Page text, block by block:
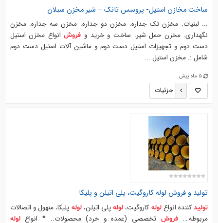
ساخت مخازن استیل- پروسس تانك – شیر مخزن سبلان
... لبنیات. مخزن تک جداره. مخزن دو جداره. مخزن سه جداره. مخزن
نگهداری. مخزن حمل شیر. ساخت و خرید و فروشانواع مخزن استیل
دست دوم و تجهیزات استیل دست دوم و ماشین آلات استیل دست دوم
شامل :. مخزن استیل ...
5 ماه پیش
جزئیات
تولید و فروش لولهکاروگیت، پلی اتیلن و پلیکا
تولیدکننده انواعلوله کاروگیت، لولهپلی اتیلن،لوله پلیکا، منهول و اتصالات
مربوطه….فروش تخصصی (عمده و خرد) محصولات:. * انواعلوله